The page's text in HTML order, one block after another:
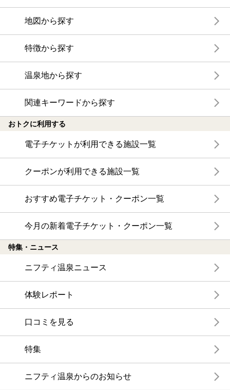
地図から探す
特徴から探す
温泉地から探す
関連キーワードから探す
おトクに利用する
電子チケットが利用できる施設一覧
クーポンが利用できる施設一覧
おすすめ電子チケット・クーポン一覧
今月の新着電子チケット・クーポン一覧
特集・ニュース
ニフティ温泉ニュース
体験レポート
口コミを見る
特集
ニフティ温泉からのお知らせ